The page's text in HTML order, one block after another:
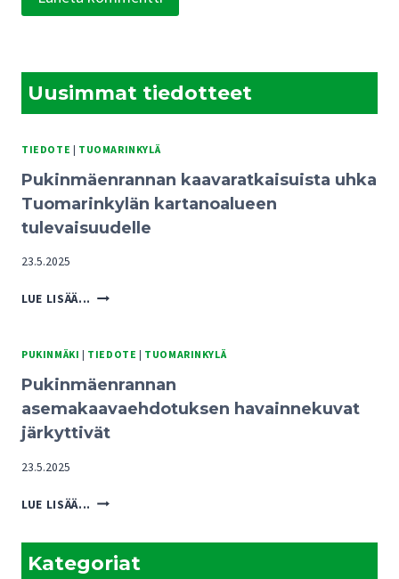
Uusimmat tiedotteet
TIEDOTE | TUOMARINKYLÄ
Pukinmäenrannan kaavaratkaisuista uhka
Tuomarinkylän kartanoalueen
tulevaisuudelle
23.5.2025
LUE LISÄÄ... PUKINMÄENRANNAN
TUOMARINKYLÄN
TULEVAISUUDELLE
PUKINMÄKI | TIEDOTE | TUOMARINKYLÄ
Pukinmäenrannan
asemakaavaehdotuksen havainnekuvat
järkyttivät
23.5.2025
LUE LISÄÄ... PUKINMÄENRANNAN
JÄRKYTTIVÄT
Kategoriat